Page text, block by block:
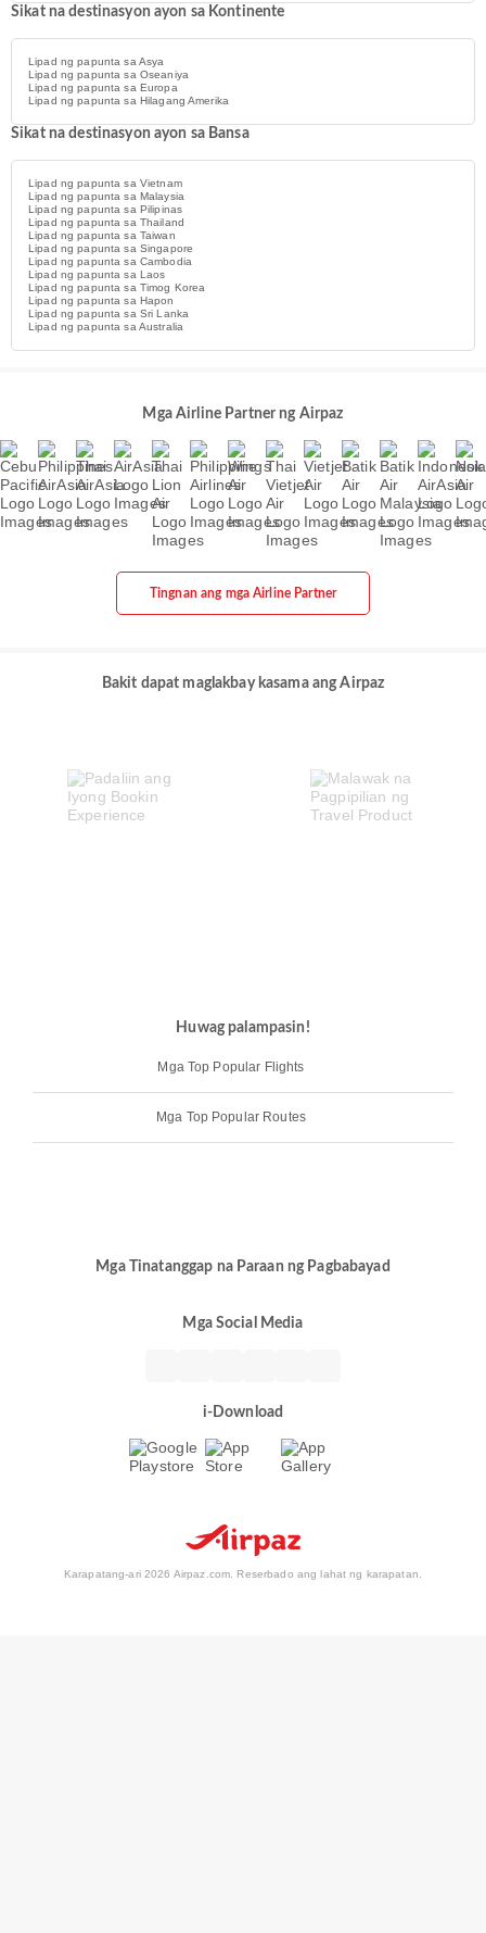
Sikat na destinasyon ayon sa Kontinente
Lipad ng papunta sa Asya
Lipad ng papunta sa Oseaniya
Lipad ng papunta sa Europa
Lipad ng papunta sa Hilagang Amerika
Sikat na destinasyon ayon sa Bansa
Lipad ng papunta sa Vietnam
Lipad ng papunta sa Malaysia
Lipad ng papunta sa Pilipinas
Lipad ng papunta sa Thailand
Lipad ng papunta sa Taiwan
Lipad ng papunta sa Singapore
Lipad ng papunta sa Cambodia
Lipad ng papunta sa Laos
Lipad ng papunta sa Timog Korea
Lipad ng papunta sa Hapon
Lipad ng papunta sa Sri Lanka
Lipad ng papunta sa Australia
Mga Airline Partner ng Airpaz
Tingnan ang mga Airline Partner
Bakit dapat maglakbay kasama ang Airpaz
Huwag palampasin!
Mga Top Popular Flights
Mga Top Popular Routes
Mga Tinatanggap na Paraan ng Pagbabayad
Mga Social Media
i-Download
Karapatang-ari 2026 Airpaz.com. Reserbado ang lahat ng karapatan.